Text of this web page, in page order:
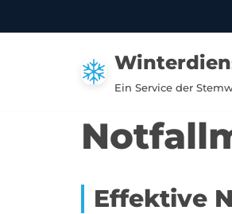
Ein Service der
Effektive